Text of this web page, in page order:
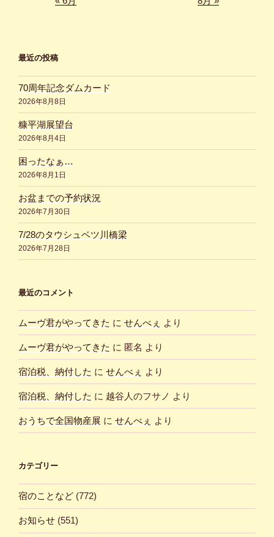
最近の投稿
70周年記念ダムカード
2026年8月8日
糠平湖展望台
2026年8月4日
困ったなぁ…
2026年8月1日
お盆までの予約状況
2026年7月30日
7/28のタウシュベツ川橋梁
2026年7月28日
最近のコメント
ムーヴ君がやってきた に せんべぇ より
ムーヴ君がやってきた に 匿名 より
宿泊税、納付した に せんべぇ より
宿泊税、納付した に 越谷人のフサノ より
おうちで全国物産展 に せんべぇ より
カテゴリー
宿のことなど (772)
お知らせ (551)